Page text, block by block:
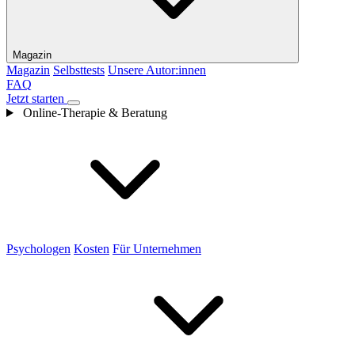
Magazin
Magazin Selbsttests Unsere Autor:innen
FAQ
Jetzt starten
Online-Therapie & Beratung
Psychologen Kosten Für Unternehmen